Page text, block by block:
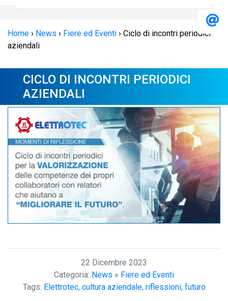
Home › News › Fiere ed Eventi › Ciclo di incontri periodici
aziendali
CICLO DI INCONTRI PERIODICI
AZIENDALI
22 Dicembre 2023
Categoria: News » Fiere ed Eventi
Tags: Elettrotec, cultura aziendale, riflessioni, futuro